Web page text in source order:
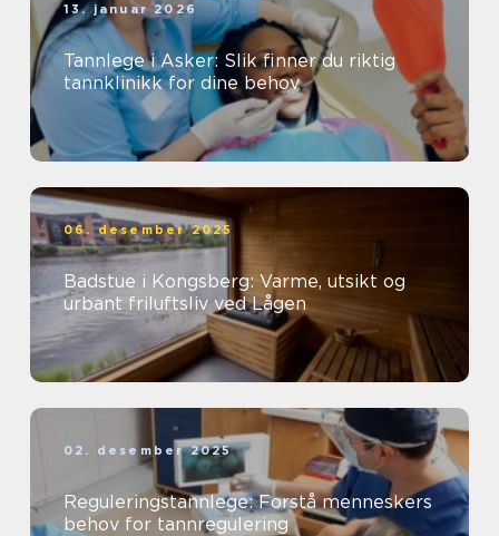
13. januar 2026
Tannlege i Asker: Slik finner du riktig
tannklinikk for dine behov
06. desember 2025
Badstue i Kongsberg: Varme, utsikt og
urbant friluftsliv ved Lågen
02. desember 2025
Reguleringstannlege: Forstå menneskers
behov for tannregulering